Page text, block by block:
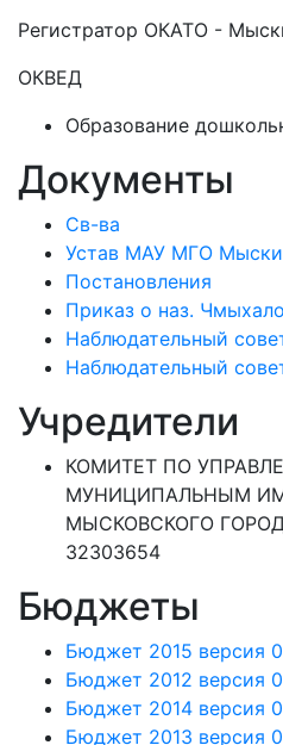
Регистратор ОКАТО -
ОКВЕД
Образование
Документы
Св-ва
Устав МАУ МГО Мыски
Постановления
Приказ о наз.
Наблюдательный
Наблюдательный
Учредители
КОМИТЕТ ПО
МУНИЦИПАЛЬНЫМ
МЫСКОВСКОГО
32303654
Бюджеты
Бюджет 2015 версия 0
Бюджет 2012 версия 0
Бюджет 2014 версия 0
Бюджет 2013 версия 0